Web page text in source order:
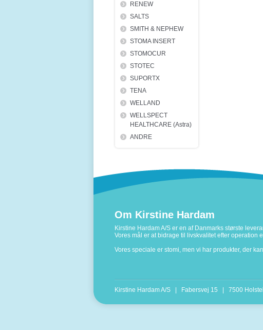
RENEW
SALTS
SMITH & NEPHEW
STOMA INSERT
STOMOCUR
STOTEC
SUPORTX
TENA
WELLAND
WELLSPECT
HEALTHCARE (Astra)
ANDRE
Om Kirstine Hardam
Kirstine Hardam A/S er en af Danmarks største
Vores mål er at bidrage til livskvalitet efter operation
Vores speciale er stomi, men vi har produkter, der
Kirstine Hardam A/S | Fabersvej 15 | 7500